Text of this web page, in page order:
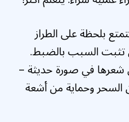
بلحظة على الطراز
تثبت السبب بالضبط.
شعرها في صورة حديثة –
السحر وحماية من أشعة